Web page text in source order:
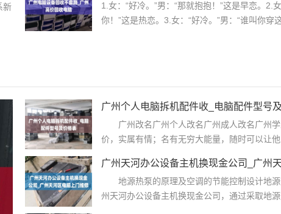
新
1.女：“好冷。”男：“那就抱抱！”这是早恋。2.
你！”这是热恋。3.女：“好冷。”男：“谁叫你穿
广州个人电脑拆机配件收_电脑配件型号
广州改名广州个人改名广州成人改名广州
价，实属有情；名有无穷大能量，随时可以让
广州天河办公设备主机换现金公司_广州
地源热泵的原理及空调的节能控制设计地源
州天河办公设备主机换现金公司，通过采取地